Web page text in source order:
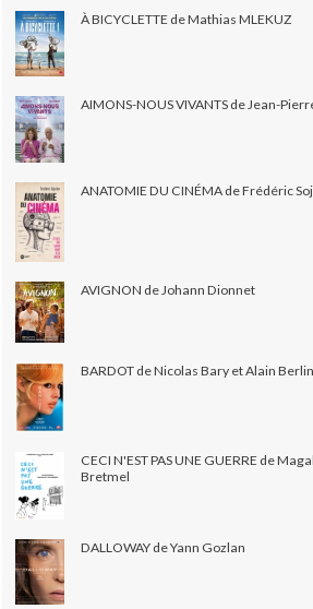
À BICYCLETTE de Mathias MLEKUZ
AIMONS-NOUS VIVANTS de Jean-
ANATOMIE DU CINÉMA de Frédéric
AVIGNON de Johann Dionnet
BARDOT de Nicolas Bary et Alain
CECI N'EST PAS UNE GUERRE de
Bretmel
DALLOWAY de Yann Gozlan